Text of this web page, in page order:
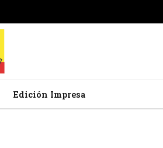
Edición Impresa